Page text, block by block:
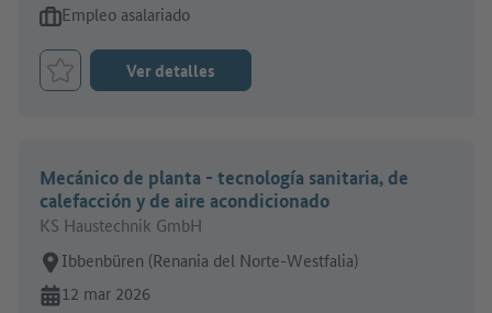
Tipo de oferta de empleo:
Empleo asalariado
Marcar el trabajo como favorito
Ver detalles
Mecánico de planta - tecnología sanitaria, de
calefacción y de aire acondicionado
KS Haustechnik GmbH
Lugar de trabajo:
Ibbenbüren (Renania del Norte-Westfalia)
En línea desde:
12 mar 2026